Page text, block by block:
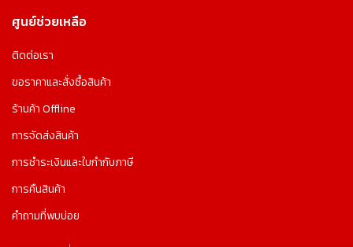
ศูนย์ช่วยเหลือ
ติดต่อเรา
ขอราคาและสั่งซื้อสินค้า
ร้านค้า Offline
การจัดส่งสินค้า
การชำระเงินและใบกำกับภาษี
การคืนสินค้า
คำถามที่พบบ่อย